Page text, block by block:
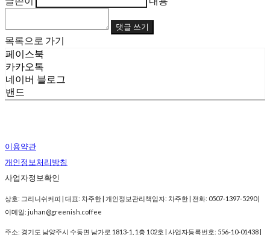
댓글 쓰기
목록으로 가기
페이스북
카카오톡
네이버 블로그
밴드
이용약관
개인정보처리방침
사업자정보확인
상호: 그리니쉬커피 | 대표: 차주한 | 개인정보관리책임자: 차주한 | 전화: 0507-1397-5290 |
이메일: juhan@greenish.coffee
주소: 경기도 남양주시 수동면 남가로 1813-1, 1층 102호 | 사업자등록번호: 556-10-01438 |